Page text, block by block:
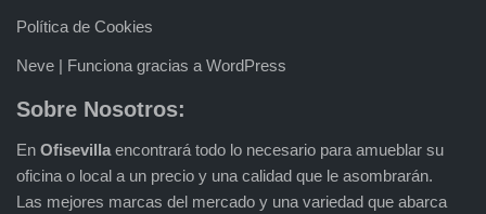
Política de Cookies
Neve | Funciona gracias a WordPress
Sobre Nosotros:
En Ofisevilla encontrará todo lo necesario para amueblar su
oficina o local a un precio y una calidad que le asombrarán.
Las mejores marcas del mercado y una variedad que abarca